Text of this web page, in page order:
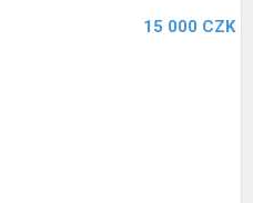
15 000 CZK